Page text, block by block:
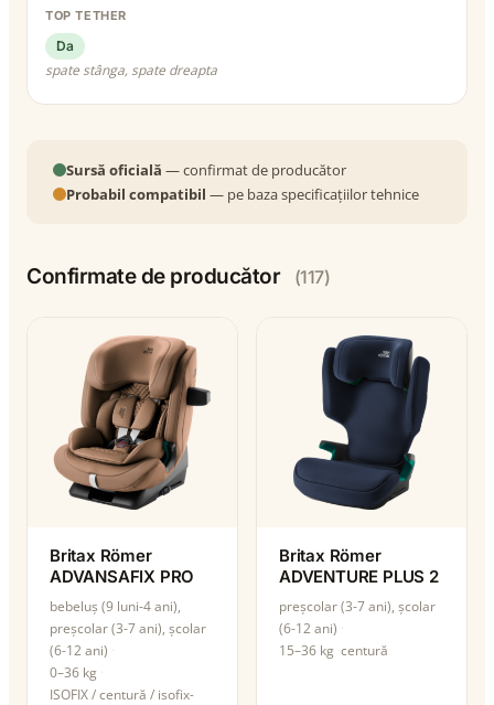
TOP TETHER
Da
spate stânga, spate dreapta
Sursă oficială — confirmat de producător
Probabil compatibil — pe baza specificațiilor tehnice
Confirmate de producător (117)
Britax Römer
ADVANSAFIX PRO
bebeluș (9 luni-4 ani),
preșcolar (3-7 ani), școlar
(6-12 ani)
0–36 kg
ISOFIX / centură / isofix-
Britax Römer
ADVENTURE PLUS 2
preșcolar (3-7 ani), școlar
(6-12 ani)
15–36 kg centură